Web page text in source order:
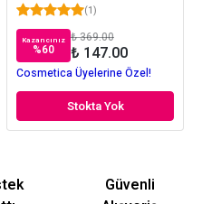
(1)
Kazancınız
%60
₺ 369.00
₺ 147.00
Cosmetica Üyelerine Özel!
Stokta Yok
Güvenli